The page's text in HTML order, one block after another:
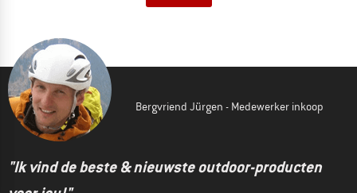
Bergvriend Jürgen - Medewerker inkoop
"Ik vind de beste & nieuwste outdoor-producten